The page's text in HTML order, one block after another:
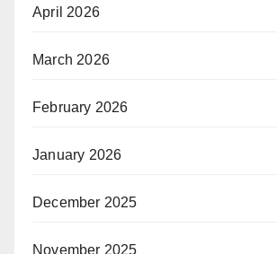
April 2026
March 2026
February 2026
January 2026
December 2025
November 2025